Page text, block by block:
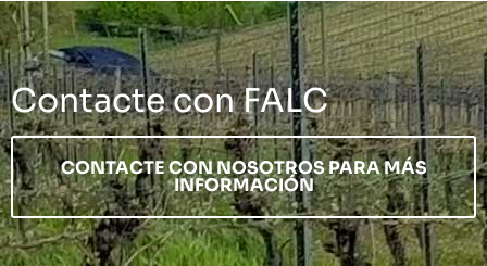
Contacte con FALC
CONTACTE CON NOSOTROS PARA MÁS
INFORMACIÓN